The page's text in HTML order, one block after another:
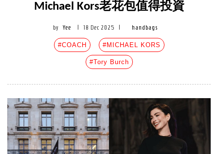
Michael Kors老花包值得投資
by Yee 18 Dec 2025 handbags
#COACH #MICHAEL KORS
#Tory Burch